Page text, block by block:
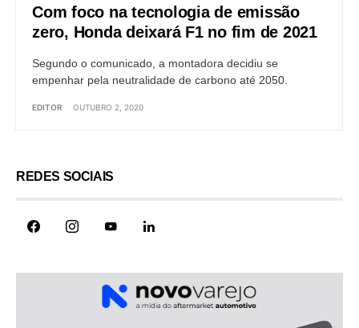
Com foco na tecnologia de emissão
zero, Honda deixará F1 no fim de 2021
Segundo o comunicado, a montadora decidiu se
empenhar pela neutralidade de carbono até 2050.
EDITOR OUTUBRO 2, 2020
REDES SOCIAIS